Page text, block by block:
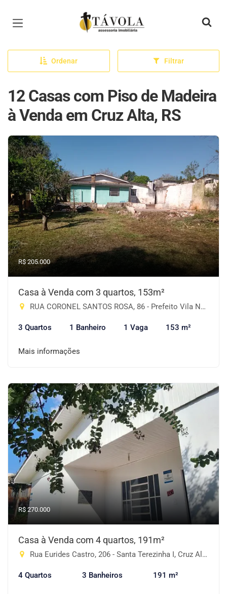
Página inicial
Ordenar Filtrar
12 Casas com Piso de Madeira
à Venda em Cruz Alta, RS
R$ 205.000
Casa à Venda com 3 quartos, 153m²
RUA CORONEL SANTOS ROSA, 86 - Prefeito Vila Nova, Cruz Alta-RS
3 Quartos 1 Banheiro 1 Vaga 153 m²
Mais informações
R$ 270.000
Casa à Venda com 4 quartos, 191m²
Rua Eurides Castro, 206 - Santa Terezinha I, Cruz Alta-RS
4 Quartos 3 Banheiros 191 m²